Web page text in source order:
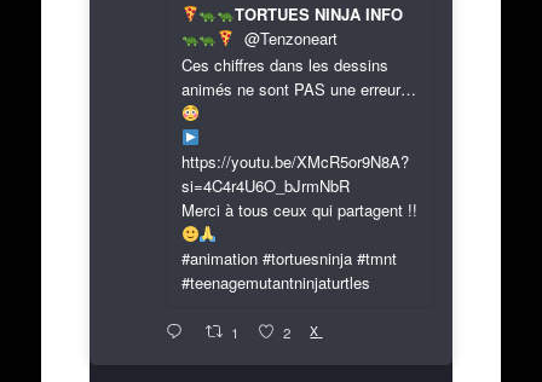
TORTUES NINJA INFO
@Tenzoneart
Ces chiffres dans les dessins
animés ne sont PAS une erreur…
https://youtu.be/XMcR5or9N8A?
si=4C4r4U6O_bJrmNbR
Merci à tous ceux qui partagent !!
#animation #tortuesninja #tmnt
#teenagemutantninjaturtles
1 2 X